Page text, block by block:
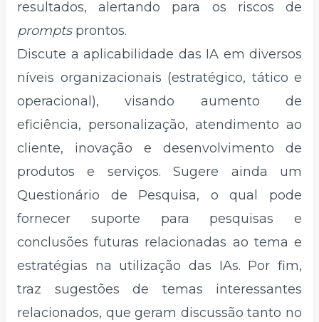
resultados, alertando para os riscos de
promptsprontos.
Discute a aplicabilidade das IA em diversos
níveis organizacionais (estratégico, tático e
operacional), visando aumento de
eficiência, personalização, atendimento ao
cliente, inovação e desenvolvimento de
produtos e serviços. Sugere ainda um
Questionário de Pesquisa, o qual pode
fornecer suporte para pesquisas e
conclusões futuras relacionadas ao tema e
estratégias na utilização das IAs. Por fim,
traz sugestões de temas interessantes
relacionados, que geram discussão tanto no